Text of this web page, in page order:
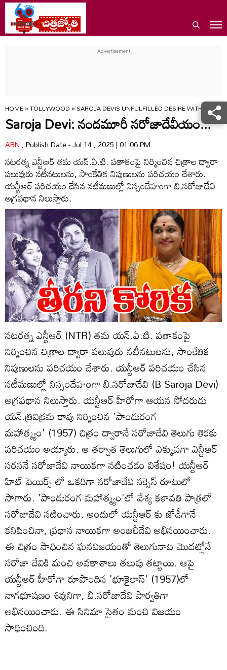
HOME»TOLLYWOOD»SAROJA DEVIS UNFULFILLED DESIRE WITH NTR
Saroja Devi: నందమూరీ సరోజాదేవీయం...
ABN, Publish Date - Jul 14 , 2025 | 01:06 PM
నటరత్న ఎన్టీఆర్ తమ యన్.ఏ.టి. పతాకంపై నిర్మించిన చిత్రాల ద్వారా
పలువురు నటీనటులను, సాంకేతిక నిపుణులను పరిచయం చేశారు.
యన్టీఆర్ పరిచయం చేసిన నటీమణుల్లో నిస్సందేహంగా బి.సరోజాదేవి
అగ్రపథాన నిలుస్తారు.
నటరత్న ఎన్టీఆర్ (NTR) తమ యన్.ఏ.టి. పతాకంపై
నిర్మించిన చిత్రాల ద్వారా పలువురు నటీనటులను, సాంకేతిక
నిపుణులను పరిచయం చేశారు. యన్టీఆర్ పరిచయం చేసిన
నటీమణుల్లో నిస్సందేహంగా బి.సరోజాదేవి (B Saroja Devi)
అగ్రపథాన నిలుస్తారు. యన్టీఆర్ హీరోగా ఆయన సోదరుడు
యన్.త్రివిక్రమ రావు నిర్మించిన 'పాండురంగ
మహాత్మ్యం' (1957) చిత్రం ద్వారానే సరోజాదేవి తెలుగు తెరకు
పరిచయం అయ్యారు. ఆ తర్వాత తెలుగులో ఎక్కువగా ఎన్టీఆర్
సరసనే సరోజాదేవి నాయికగా నటించడం విశేషం! యన్టీఆర్
హిట్ పెయిర్స్ లో ఒకరిగా సరోజాదేవి సక్సెస్ రూటులో
సాగారు. 'పాండురంగ మహాత్మ్యం'లో వేశ్య కళావతి పాత్రలో
సరోజాదేవి నటించారు. అందులో యన్టీఆర్ కు జోడీగానే
కనిపించినా, ప్రధాన నాయికగా అంజలీదేవి అభినయించారు.
ఈ చిత్రం సాధించిన ఘనవిజయంతో తెలుగునాట మొదట్లోనే
సరోజా దేవికి మంచి అవకాశాలు తలుపు తట్టాయి. ఆపై
యన్టీఆర్ హీరోగా రూపొందిన 'భూకైలాస్' (1957)లో
నాగభూషణం శివునిగా, బి.సరోజాదేవి పార్వతిగా
అభినయించారు. ఈ సినిమా సైతం మంచి విజయం
సాధించింది.